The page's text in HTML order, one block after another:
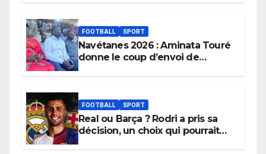
FOOTBALL SPORT
Navétanes 2026 : Aminata Touré
donne le coup d’envoi de
apaisées.
FOOTBALL SPORT
Real ou Barça ? Rodri a pris sa
décision, un choix qui pourrait